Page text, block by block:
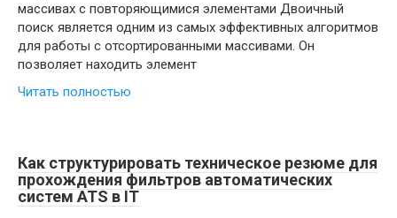
массивах с повторяющимися элементами Двоичный
поиск является одним из самых эффективных алгоритмов
для работы с отсортированными массивами. Он
позволяет находить элемент
Читать полностью
Как структурировать техническое резюме для
прохождения фильтров автоматических
систем ATS в IT